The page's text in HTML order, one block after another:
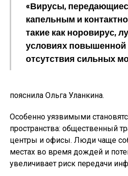
«Вирусы,
капельным и
такие как норовирус,
условиях повышенной
отсутствия сильных
пояснила Ольга Уланкина.
Особенно уязвимыми
пространства: общественный
центры и офисы. Люди чаще
местах во время дождей и
увеличивает риск передачи